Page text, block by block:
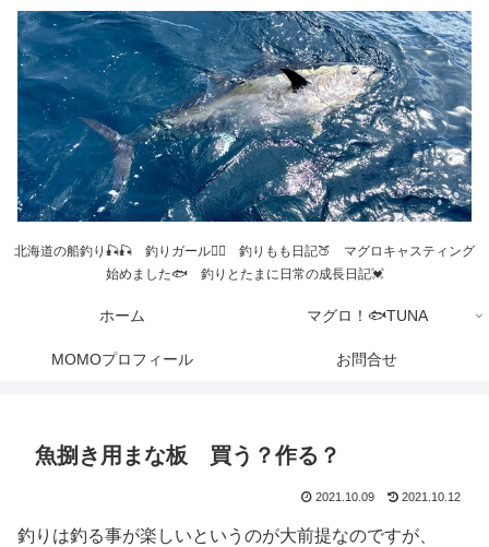
北海道の船釣り🎣🎣 釣りガール💁‍♀️ 釣りもも日記🍑 マグロキャスティング
始めました🐟 釣りとたまに日常の成長日記💓
ホーム マグロ！🐟TUNA
MOMOプロフィール お問合せ
魚捌き用まな板 買う？作る？
2021.10.09 2021.10.12
釣りは釣る事が楽しいというのが大前提なのですが、